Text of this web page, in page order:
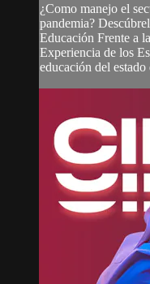
¿Como manejo el
pandemia?
Educación Frente a
Experiencia de los
educación del